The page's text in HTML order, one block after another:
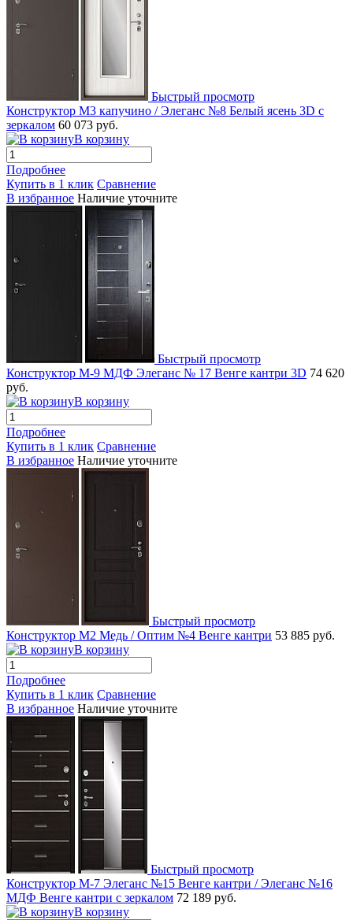
Быстрый просмотр
Конструктор М3 капучино / Элеганс №8 Белый ясень 3D с
зеркалом 60 073 руб.
В корзину
Подробнее
Купить в 1 клик Сравнение
В избранное Наличие уточните
Быстрый просмотр
Конструктор М-9 МДФ Элеганс № 17 Венге кантри 3D 74 620
руб.
В корзину
Подробнее
Купить в 1 клик Сравнение
В избранное Наличие уточните
Быстрый просмотр
Конструктор М2 Медь / Оптим №4 Венге кантри 53 885 руб.
В корзину
Подробнее
Купить в 1 клик Сравнение
В избранное Наличие уточните
Быстрый просмотр
Конструктор М-7 Элеганс №15 Венге кантри / Элеганс №16
МДФ Венге кантри с зеркалом 72 189 руб.
В корзину